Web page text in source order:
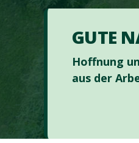
GUTE
Hoffnung
aus der